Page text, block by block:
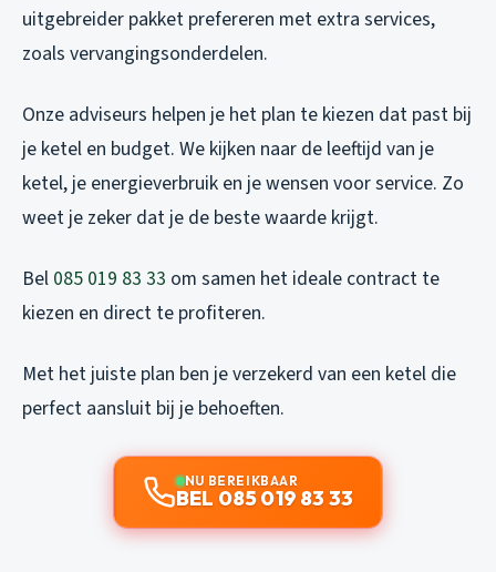
uitgebreider pakket prefereren met extra services,
zoals vervangingsonderdelen.
Onze adviseurs helpen je het plan te kiezen dat past bij
je ketel en budget. We kijken naar de leeftijd van je
ketel, je energieverbruik en je wensen voor service. Zo
weet je zeker dat je de beste waarde krijgt.
Bel 085 019 83 33 om samen het ideale contract te
kiezen en direct te profiteren.
Met het juiste plan ben je verzekerd van een ketel die
perfect aansluit bij je behoeften.
NU BEREIKBAAR
BEL 085 019 83 33